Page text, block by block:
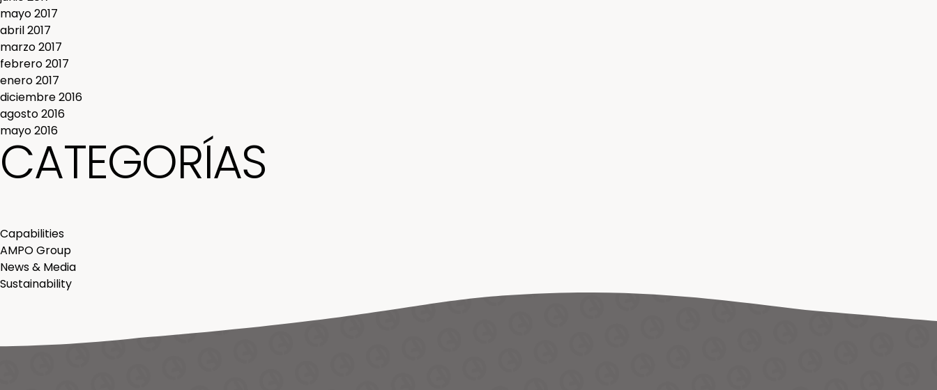
mayo 2017
abril 2017
marzo 2017
febrero 2017
enero 2017
diciembre 2016
agosto 2016
mayo 2016
CATEGORÍAS
Capabilities
AMPO Group
News & Media
Sustainability